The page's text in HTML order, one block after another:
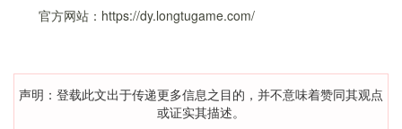
官方网站：https://dy.longtugame.com/
声明：登载此文出于传递更多信息之目的，并不意味着赞同其观点
或证实其描述。